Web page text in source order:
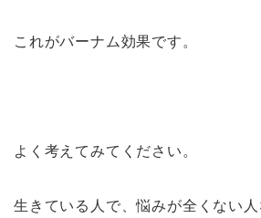
これがバーナム効果です。
よく考えてみてください。
生きている人で、悩みが全くない